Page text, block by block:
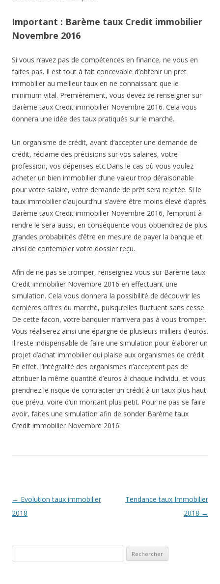
Important : Barème taux Credit immobilier
Novembre 2016
Si vous n’avez pas de compétences en finance, ne vous en
faites pas. Il est tout à fait concevable d’obtenir un pret
immobilier au meilleur taux en ne connaissant que le
minimum vital. Premièrement, vous devez se renseigner sur
Barème taux Credit immobilier Novembre 2016. Cela vous
donnera une idée des taux pratiqués sur le marché.
Un organisme de crédit, avant d’accepter une demande de
crédit, réclame des précisions sur vos salaires, votre
profession, vos dépenses etc.Dans le cas où vous voulez
acheter un bien immobilier d’une valeur trop déraisonable
pour votre salaire, votre demande de prêt sera rejetée. Si le
taux immobilier d’aujourd’hui s’avère être moins élevé d’après
Barème taux Credit immobilier Novembre 2016, l’emprunt à
rendre le sera aussi, en conséquence vous obtiendrez de plus
grandes probabilités d’être en mesure de payer la banque et
ainsi de contempler votre dossier reçu.
Afin de ne pas se tromper, renseignez-vous sur Barème taux
Credit immobilier Novembre 2016 en effectuant une
simulation. Cela vous donnera la possibilité de découvrir les
dernières offres du marché, puisqu’elles fluctuent sans cesse.
De cette facon, votre banquier n’arrivera pas à vous tromper.
Vous réaliserez ainsi une épargne de plusieurs milliers d’euros.
Il reste indispensable de faire une simulation pour élaborer un
projet d’achat immobilier qui plaise aux organismes de crédit.
En effet, l’intégralité des organismes n’acceptent pas de
attribuer la même quantité d’euros à chaque individu, et vous
prendriez le risque de contracter un crédit à un taux plus haut
que prévu, voire d’un montant plus petit. Pour ne pas se faire
avoir, faites une simulation afin de sonder Barème taux
Credit immobilier Novembre 2016.
Navigation
des
← Evolution taux immobilier
2018
Tendance taux Immobilier
2018 →